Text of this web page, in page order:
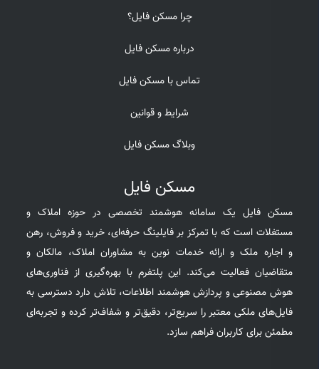
چرا مسکن فایل؟
درباره مسکن فایل
تماس با مسکن فایل
شرایط و قوانین
وبلاگ مسکن فایل
مسکن فایل
مسکن فایل یک سامانه هوشمند تخصصی در حوزه املاک و
مستغلات است که با تمرکز بر فایلینگ حرفه‌ای، خرید و فروش، رهن
و اجاره ملک و ارائه خدمات نوین به مشاوران املاک، مالکان و
متقاضیان فعالیت می‌کند. این پلتفرم با بهره‌گیری از فناوری‌های
هوش مصنوعی و پردازش هوشمند اطلاعات، تلاش دارد دسترسی به
فایل‌های ملکی معتبر را سریع‌تر، دقیق‌تر و شفاف‌تر کرده و تجربه‌ای
مطمئن برای کاربران فراهم سازد.